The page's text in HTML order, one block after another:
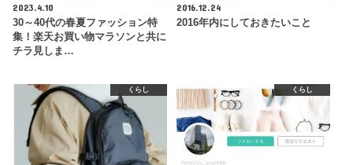
2023.4.10
30～40代の春夏ファッション特
集！楽天お買い物マラソンと共に
チラ見しま…
2016.12.24
2016年内にしておきたいこと
くらし くらし